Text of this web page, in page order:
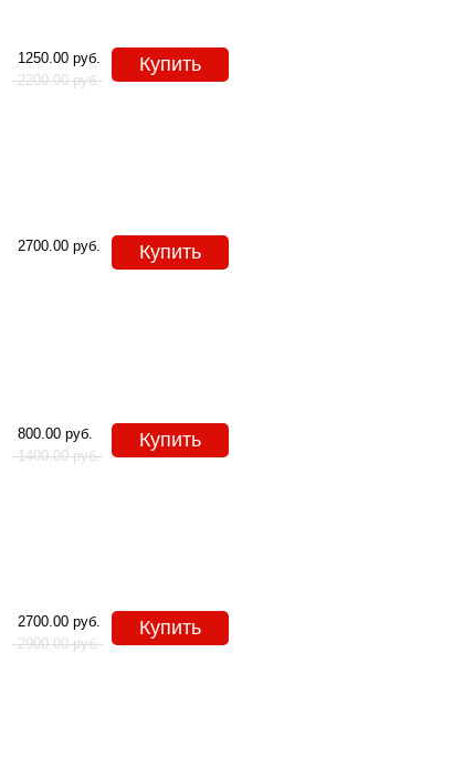
1250.00 руб.
2200.00 руб.
Купить
2700.00 руб. Купить
800.00 руб.
1400.00 руб.
Купить
2700.00 руб.
2900.00 руб.
Купить